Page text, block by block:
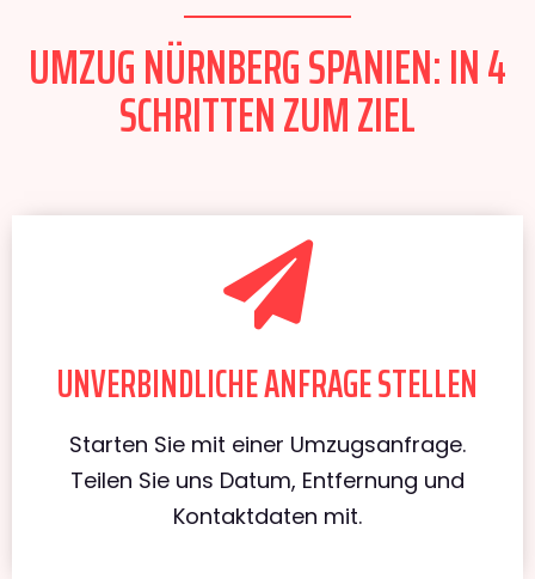
UMZUG NÜRNBERG SPANIEN: IN 4
SCHRITTEN ZUM ZIEL
UNVERBINDLICHE ANFRAGE STELLEN
Starten Sie mit einer Umzugsanfrage.
Teilen Sie uns Datum, Entfernung und
Kontaktdaten mit.